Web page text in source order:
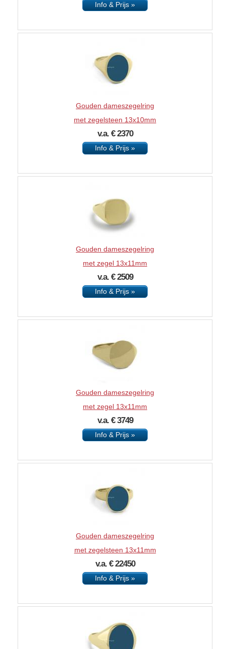
Info & Prijs »
Gouden dameszegelring
met zegelsteen 13x10mm
v.a. € 2370
Info & Prijs »
Gouden dameszegelring
met zegel 13x11mm
v.a. € 2509
Info & Prijs »
Gouden dameszegelring
met zegel 13x11mm
v.a. € 3749
Info & Prijs »
Gouden dameszegelring
met zegelsteen 13x11mm
v.a. € 22450
Info & Prijs »